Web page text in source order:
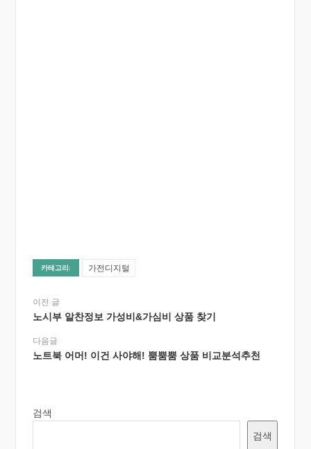
카테고리: 가전디지털
이전 글
노시부 알찬정보 가성비&가심비 상품 찾기
다음글
노트북 어머! 이건 사야해! 뿜뿜뿜 상품 비교분석추천
검색
검색